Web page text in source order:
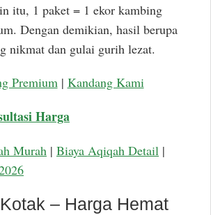
itu, 1 paket = 1 ekor kambing
Dengan demikian, hasil berupa
nikmat dan gulai gurih lezat.
Premium| Kandang Kami
Harga
Murah | Biaya Aqiqah Detail |
– Harga Hemat